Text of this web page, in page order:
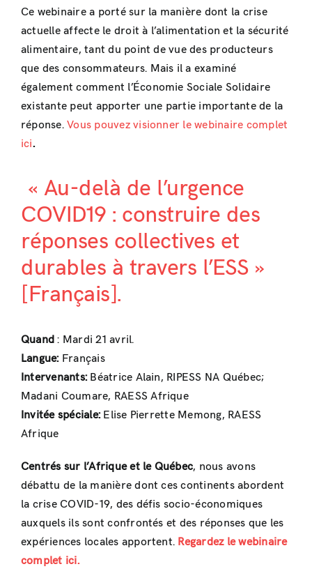
Ce webinaire a porté sur la manière dont la crise
actuelle affecte le droit à l’alimentation et la sécurité
alimentaire, tant du point de vue des producteurs
que des consommateurs. Mais il a examiné
également comment l’Économie Sociale Solidaire
existante peut apporter une partie importante de la
réponse.Vous pouvez visionner le webinaire complet
ici.
« Au-delà de l’urgence
COVID19 : construire des
réponses collectives et
durables à travers l’ESS »
[Français].
Quand : Mardi 21 avril.
Langue:Français
Intervenants:Béatrice Alain, RIPESS NA Québec;
Madani Coumare, RAESS Afrique
Invitée spéciale:Elise Pierrette Memong, RAESS
Afrique
Centrés sur l’Afrique et le Québec, nous avons
débattu de la manière dont ces continents abordent
la crise COVID-19, des défis socio-économiques
auxquels ils sont confrontés et des réponses que les
expériences locales apportent. Regardez le webinaire
complet ici.